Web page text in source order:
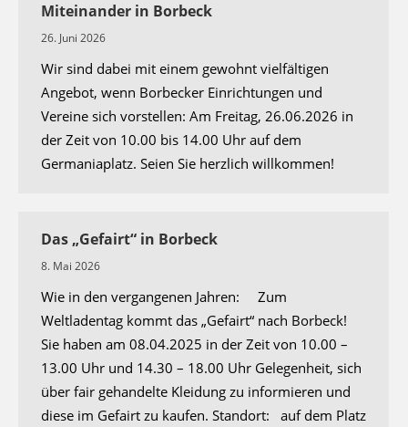
Miteinander in Borbeck
26. Juni 2026
Wir sind dabei mit einem gewohnt vielfältigen
Angebot, wenn Borbecker Einrichtungen und
Vereine sich vorstellen: Am Freitag, 26.06.2026 in
der Zeit von 10.00 bis 14.00 Uhr auf dem
Germaniaplatz. Seien Sie herzlich willkommen!
Das „Gefairt“ in Borbeck
8. Mai 2026
Wie in den vergangenen Jahren: Zum
Weltladentag kommt das „Gefairt“ nach Borbeck!
Sie haben am 08.04.2025 in der Zeit von 10.00 –
13.00 Uhr und 14.30 – 18.00 Uhr Gelegenheit, sich
über fair gehandelte Kleidung zu informieren und
diese im Gefairt zu kaufen. Standort: auf dem Platz